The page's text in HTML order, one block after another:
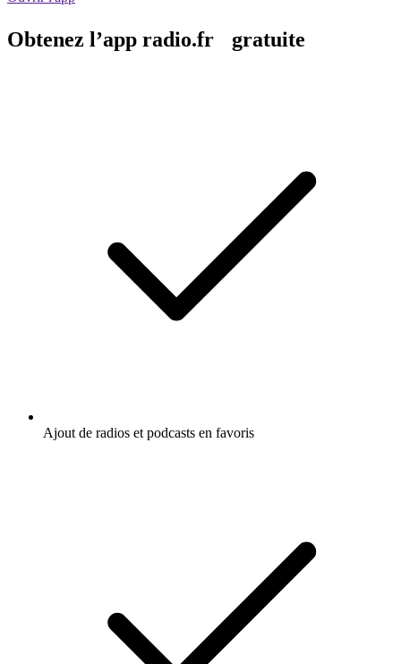
Obtenez l’app radio.fr gratuite
Ajout de radios et podcasts en favoris